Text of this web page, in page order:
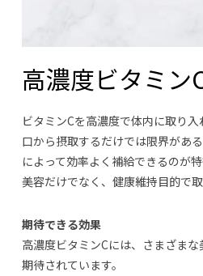
高濃度ビタミン
ビタミンCを高濃度で体内に取り入
口から摂取するだけでは限界があ
によって効率よく補給できるのが
美容だけでなく、健康維持目的で
期待できる効果
高濃度ビタミンCには、さまざま
期待されています。